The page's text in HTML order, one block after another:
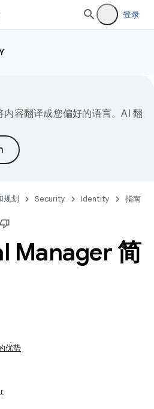
登录
容翻译成您偏好的语言。AI 翻
规划 Security Identity 指南
Manager 简
优势